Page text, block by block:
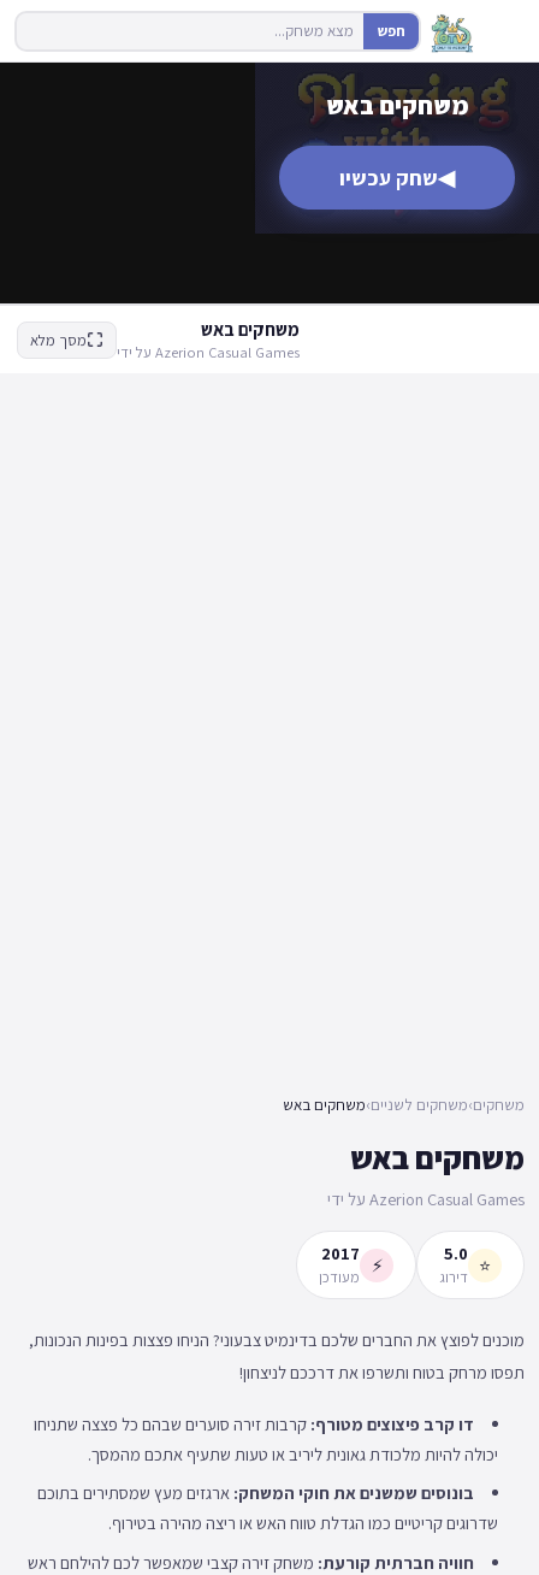
חפש
משחקים באש
◀שחק עכשיו
משחקים באש
Azerion Casual Games על ידי
מסך מלא
משחקים›משחקים לשניים›משחקים באש
משחקים באש
Azerion Casual Games על ידי
⭐
5.0
דירוג
⚡
2017
מעודכן
מוכנים לפוצץ את החברים שלכם בדינמיט צבעוני? הניחו פצצות בפינות הנכונות,
תפסו מרחק בטוח ותשרפו את דרככם לניצחון!
דו קרב פיצוצים מטורף: קרבות זירה סוערים שבהם כל פצצה שתניחו
יכולה להיות מלכודת גאונית ליריב או טעות שתעיף אתכם מהמסך.
בונוסים שמשנים את חוקי המשחק: ארגזים מעץ שמסתירים בתוכם
שדרוגים קריטיים כמו הגדלת טווח האש או ריצה מהירה בטירוף.
חוויה חברתית קורעת: משחק זירה קצבי שמאפשר לכם להילחם ראש